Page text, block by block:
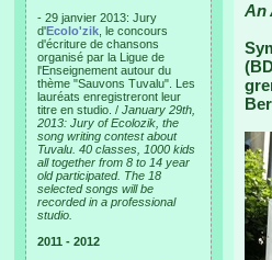
- 29 janvier 2013: Jury
d'Ecolo'zik , le concours
d'écriture de chansons
organisé par la Ligue de
l'Enseignement autour du
thème "Sauvons Tuvalu". Les
lauréats enregistreront leur
titre en studio. / January 29th,
2013: Jury of Ecolozik, the
song writing contest about
Tuvalu. 40 classes, 1000 kids
all together from 8 to 14 year
old participated. The 18
selected songs will be
recorded in a professional
studio.
2011 - 2012
An